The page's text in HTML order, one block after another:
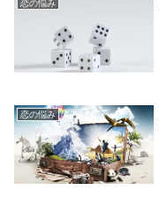
恋の悩み
恋の悩み